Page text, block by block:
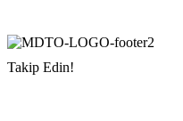
Takip Edin!